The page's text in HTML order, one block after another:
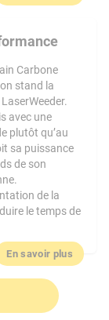
Carbone
stand la
avec une
plutôt qu’au
sa puissance
de son
de la
le temps de
En savoir plus